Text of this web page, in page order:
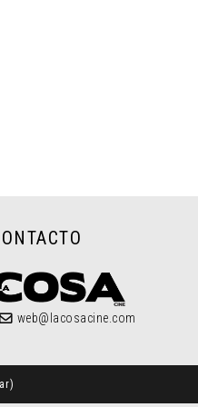
web@lacosacine.com
)